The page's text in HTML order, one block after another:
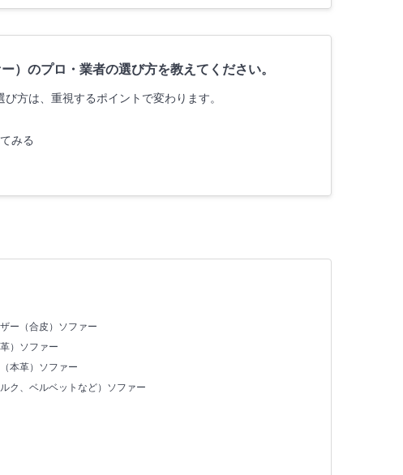
）のプロ・業者の選び方を教えてください。
方は、重視するポイントで変わります。
みる
ー（合皮）ソファー
）ソファー
本革）ソファー
ク、ベルベットなど）ソファー